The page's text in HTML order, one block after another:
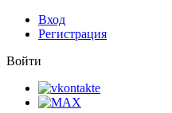
Вход
Регистрация
Войти